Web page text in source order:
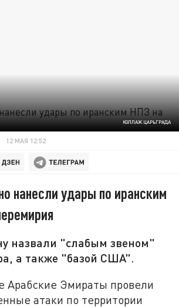
КОЛЛАЖ ЦАРЬГРАДА
12 МАЯ 12:52
нанесли удары по иранским
назвали "слабым звеном"
а также "базой США".
Арабские Эмираты провели
атаки по территории